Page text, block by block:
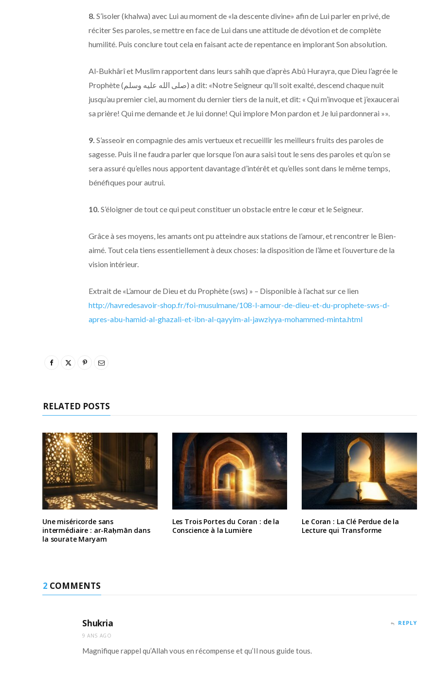
8. S’isoler (khalwa) avec Lui au moment de «la descente divine» afin de Lui parler en privé, de
réciter Ses paroles, se mettre en face de Lui dans une attitude de dévotion et de complète
humilité. Puis conclure tout cela en faisant acte de repentance en implorant Son absolution.
Al-Bukhârî et Muslim rapportent dans leurs sahîh que d’après Abû Hurayra, que Dieu l’agrée le
Prophète (صلى الله عليه وسلم) a dit: «Notre Seigneur qu’ll soit exalté, descend chaque nuit
jusqu’au premier ciel, au moment du dernier tiers de la nuit, et dit: « Qui m’invoque et j’exaucerai
sa prière! Qui me demande et Je lui donne! Qui implore Mon pardon et Je lui pardonnerai »».
9. S’asseoir en compagnie des amis vertueux et recueillir les meilleurs fruits des paroles de
sagesse. Puis il ne faudra parler que lorsque l’on aura saisi tout le sens des paroles et qu’on se
sera assuré qu’elles nous apportent davantage d’intérêt et qu’elles sont dans le même temps,
bénéfiques pour autrui.
10. S’éloigner de tout ce qui peut constituer un obstacle entre le cœur et le Seigneur.
Grâce à ses moyens, les amants ont pu atteindre aux stations de l’amour, et rencontrer le Bien-
aimé. Tout cela tiens essentiellement à deux choses: la disposition de l’âme et l’ouverture de la
vision intérieur.
Extrait de «L’amour de Dieu et du Prophète (sws) » – Disponible à l’achat sur ce lien
http://havredesavoir-shop.fr/foi-musulmane/108-l-amour-de-dieu-et-du-prophete-sws-d-
apres-abu-hamid-al-ghazali-et-ibn-al-qayyim-al-jawziyya-mohammed-minta.html
RELATED POSTS
Une miséricorde sans
intermédiaire : ar-Raḥmān dans
la sourate Maryam
Les Trois Portes du Coran : de la
Conscience à la Lumière
Le Coran : La Clé Perdue de la
Lecture qui Transforme
2 COMMENTS
Shukria
9 ANS AGO
REPLY
Magnifique rappel qu’Allah vous en récompense et qu’Il nous guide tous.